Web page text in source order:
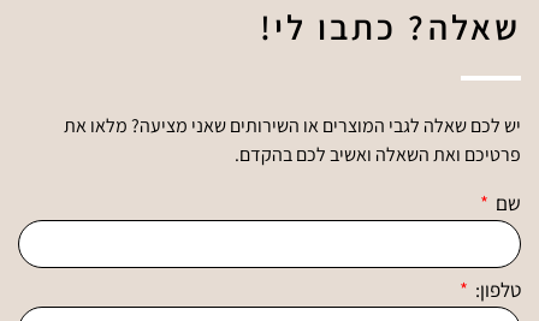
שאלה? כתבו לי!
יש לכם שאלה לגבי המוצרים או השירותים שאני מציעה? מלאו את
פרטיכם ואת השאלה ואשיב לכם בהקדם.
שם
טלפון: